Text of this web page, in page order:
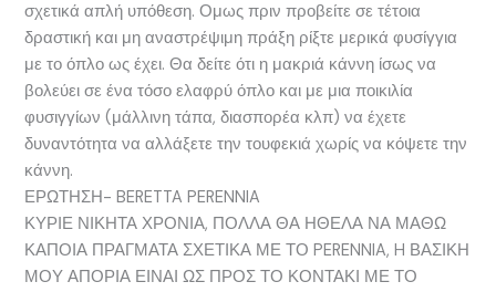
σχετικά απλή υπόθεση. Ομως πριν προβείτε σε τέτοια
δραστική και μη αναστρέψιμη πράξη ρίξτε μερικά φυσίγγια
με το όπλο ως έχει. Θα δείτε ότι η μακριά κάννη ίσως να
βολεύει σε ένα τόσο ελαφρύ όπλο και με μια ποικιλία
φυσιγγίων (μάλλινη τάπα, διασπορέα κλπ) να έχετε
δυναντότητα να αλλάξετε την τουφεκιά χωρίς να κόψετε την
κάννη.
ΕΡΩΤΗΣΗ- BERETTA PERENNIA
ΚΥΡΙΕ ΝΙΚΗΤΑ ΧΡΟΝΙΑ, ΠΟΛΛΑ ΘΑ ΗΘΕΛΑ ΝΑ ΜΑΘΩ
ΚΑΠΟΙΑ ΠΡΑΓΜΑΤΑ ΣΧΕΤΙΚΑ ΜΕ ΤΟ PERENNIA, H ΒΑΣΙΚΗ
ΜΟΥ ΑΠΟΡΙΑ ΕΙΝΑΙ ΩΣ ΠΡΟΣ ΤΟ ΚΟΝΤΑΚΙ ΜΕ ΤΟ